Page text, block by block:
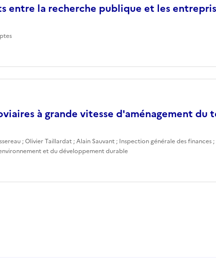
entre la recherche publique et les
à grande vitesse d'aménagement du
;Olivier Taillardat ;Alain Sauvant ; Inspection générale des finances ;
et du développement durable